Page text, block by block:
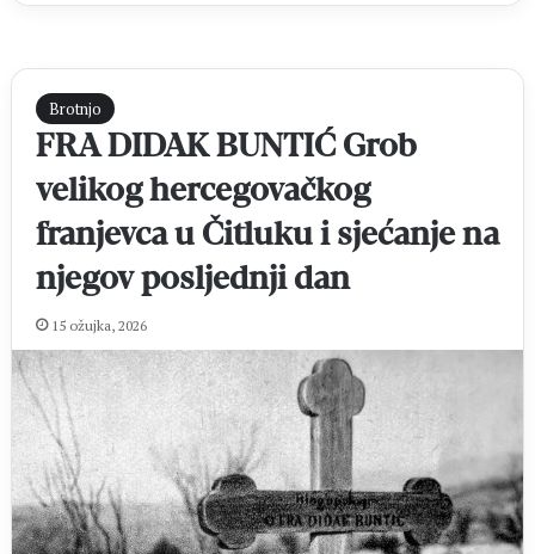
Brotnjo
FRA DIDAK BUNTIĆ Grob
velikog hercegovačkog
franjevca u Čitluku i sjećanje na
njegov posljednji dan
15 ožujka, 2026